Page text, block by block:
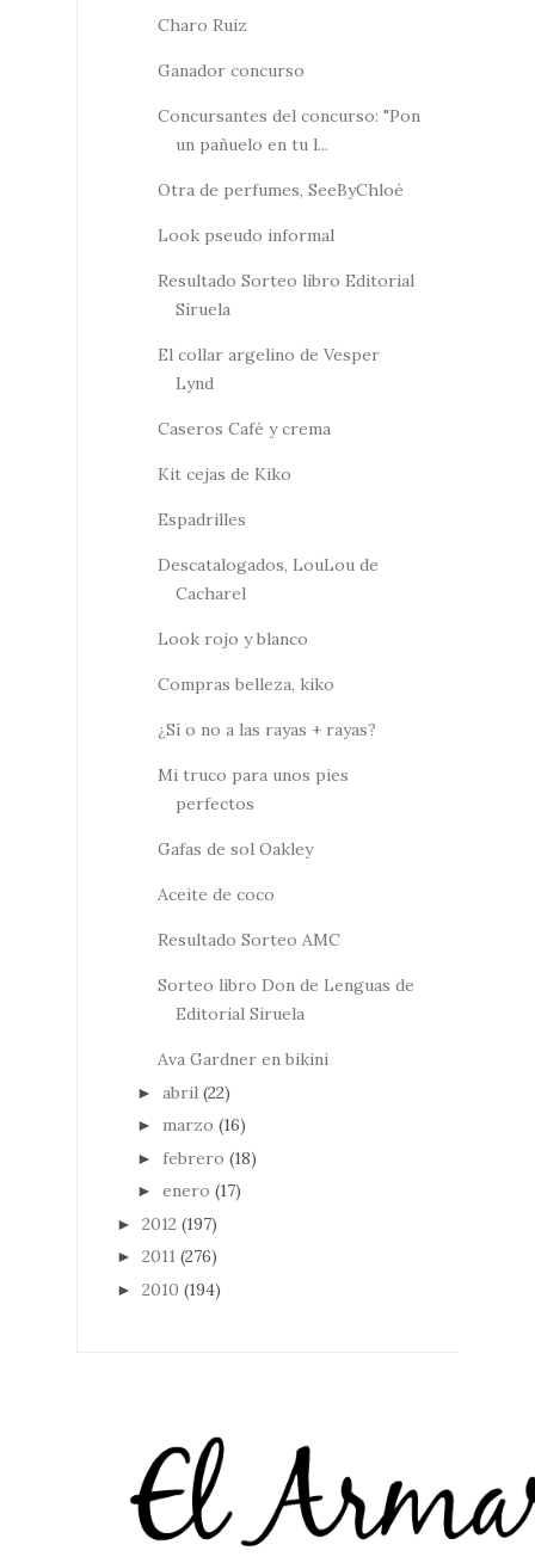
Charo Ruiz
Ganador concurso
Concursantes del concurso: "Pon
un pañuelo en tu l...
Otra de perfumes, SeeByChloé
Look pseudo informal
Resultado Sorteo libro Editorial
Siruela
El collar argelino de Vesper
Lynd
Caseros Café y crema
Kit cejas de Kiko
Espadrilles
Descatalogados, LouLou de
Cacharel
Look rojo y blanco
Compras belleza, kiko
¿Sí o no a las rayas + rayas?
Mi truco para unos pies
perfectos
Gafas de sol Oakley
Aceite de coco
Resultado Sorteo AMC
Sorteo libro Don de Lenguas de
Editorial Siruela
Ava Gardner en bikini
► abril (22)
► marzo (16)
► febrero (18)
► enero (17)
► 2012 (197)
► 2011 (276)
► 2010 (194)